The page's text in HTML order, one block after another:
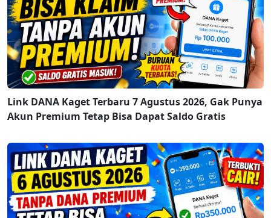
Link DANA Kaget Terbaru 7 Agustus 2026, Gak Punya
Akun Premium Tetap Bisa Dapat Saldo Gratis